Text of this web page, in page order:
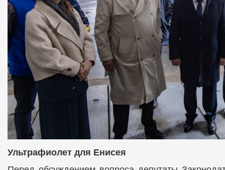
Ультрафиолет для Енисея